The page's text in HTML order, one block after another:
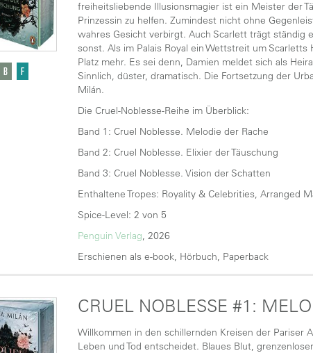
freiheitsliebende Illusionsmagier ist ein Meister der
Prinzessin zu helfen. Zumindest nicht ohne
wahres Gesicht verbirgt. Auch Scarlett trägt ständig
sonst. Als im Palais Royal ein Wettstreit um
Platz mehr. Es sei denn, Damien meldet sich als
Sinnlich, düster, dramatisch. Die Fortsetzung der
Milán.
Die Cruel-Noblesse-Reihe im Überblick:
Band 1: Cruel Noblesse. Melodie der Rache
Band 2: Cruel Noblesse. Elixier der Täuschung
Band 3: Cruel Noblesse. Vision der Schatten
Enthaltene Tropes: Royality & Celebrities, Arranged
Spice-Level: 2 von 5
Penguin Verlag, 2026
Erschienen als e-book, Hörbuch, Paperback
CRUEL NOBLESSE #1:
Willkommen in den schillernden Kreisen der Pariser
Leben und Tod entscheidet. Blaues Blut,